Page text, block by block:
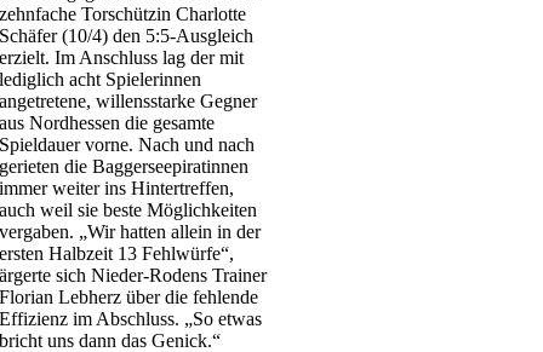
zehnfache Torschützin Charlotte
Schäfer (10/4) den 5:5-Ausgleich
erzielt. Im Anschluss lag der mit
lediglich acht Spielerinnen
angetretene, willensstarke Gegner
aus Nordhessen die gesamte
Spieldauer vorne. Nach und nach
gerieten die Baggerseepiratinnen
immer weiter ins Hintertreffen,
auch weil sie beste Möglichkeiten
vergaben. „Wir hatten allein in der
ersten Halbzeit 13 Fehlwürfe“,
ärgerte sich Nieder-Rodens Trainer
Florian Lebherz über die fehlende
Effizienz im Abschluss. „So etwas
bricht uns dann das Genick.“